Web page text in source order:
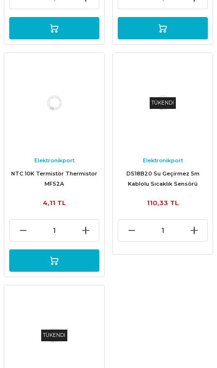
Elektronikport
NTC 10K Termistör Thermistor
MF52A
4,11 TL
TÜKENDİ
Elektronikport
DS18B20 Su Geçirmez 5m
Kablolu Sıcaklık Sensörü
110,33 TL
TÜKENDİ